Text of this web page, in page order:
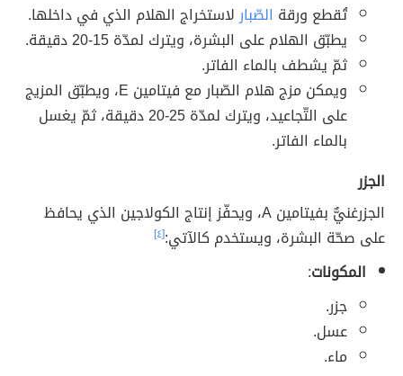
تُقطع ورقة الصّبارلاستخراج الهلام الذي في داخلها.
يطبّق الهلام على البشرة، ويترك لمدّة 15-20 دقيقة.
ثمّ يشطف بالماء الفاتر.
ويمكن مزج هلام الصّبار مع فيتامين E، ويطبّق المزيج
على التّجاعيد، ويترك لمدّة 25-20 دقيقة، ثمّ يغسل
بالماء الفاتر.
الجزر
الجزرغنيٌّ بفيتامين A، ويحفّز إنتاج الكولاجين الذي يحافظ
على صحّة البشرة، ويستخدم كالآتي:[٤]
المكونات:
جزر.
عسل.
ماء.